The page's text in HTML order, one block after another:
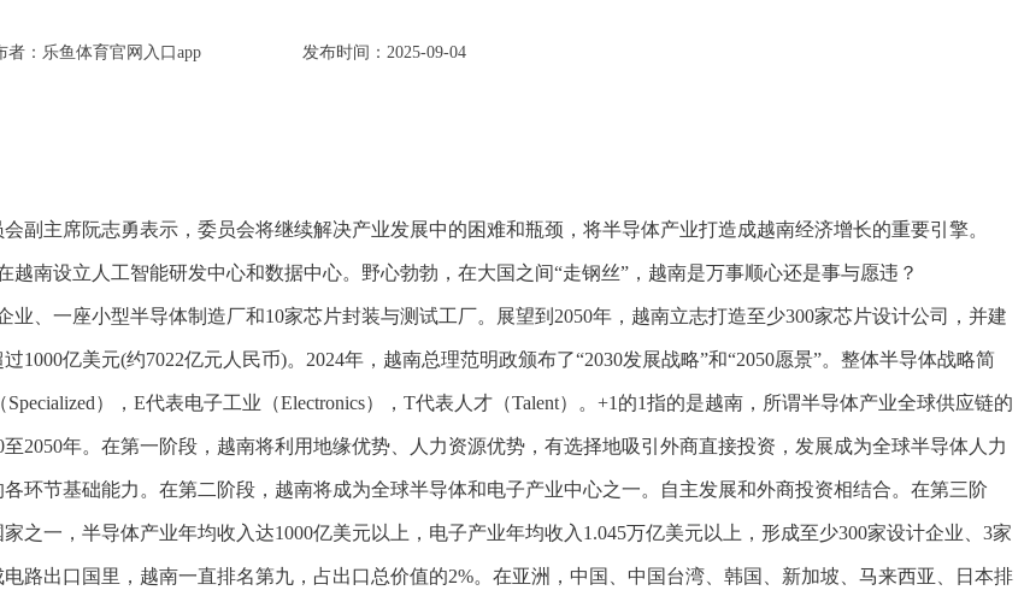
者：乐鱼体育官网入口app 发布时间：2025-09-04
副主席阮志勇表示，委员会将继续解决产业发展中的困难和瓶颈，将半导体产业打造成越南经济增长的重要引擎。
南设立人工智能研发中心和数据中心。野心勃勃，在大国之间“走钢丝”，越南是万事顺心还是事与愿违？
业、一座小型半导体制造厂和10家芯片封装与测试工厂。展望到2050年，越南立志打造至少300家芯片设计公司，并建
亿美元(约7022亿元人民币)。2024年，越南总理范明政颁布了“2030发展战略”和“2050愿景”。整体半导体战略简
），E代表电子工业（Electronics），T代表人才（Talent）。+1的1指的是越南，所谓半导体产业全球供应链的
2050年。在第一阶段，越南将利用地缘优势、人力资源优势，有选择地吸引外商直接投资，发展成为全球半导体人力
环节基础能力。在第二阶段，越南将成为全球半导体和电子产业中心之一。自主发展和外商投资相结合。在第三阶
之一，半导体产业年均收入达1000亿美元以上，电子产业年均收入1.045万亿美元以上，形成至少300家设计企业、3家
路出口国里，越南一直排名第九，占出口总价值的2%。在亚洲，中国、中国台湾、韩国、新加坡、马来西亚、日本排